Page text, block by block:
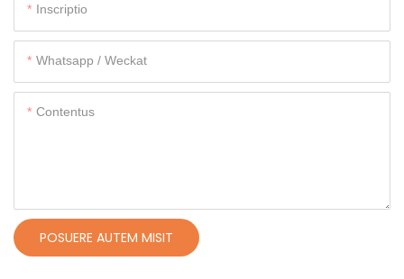
Inscriptio
Whatsapp / Weckat
Contentus
POSUERE AUTEM MISIT